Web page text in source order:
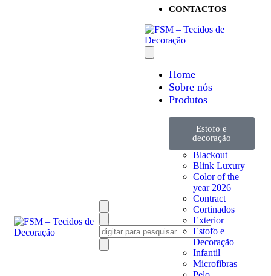
CONTACTOS
Home
Sobre nós
Produtos
Estofo e
decoração
Blackout
Blink Luxury
Color of the
year 2026
Contract
Cortinados
Exterior
Estofo e
Decoração
Infantil
Microfibras